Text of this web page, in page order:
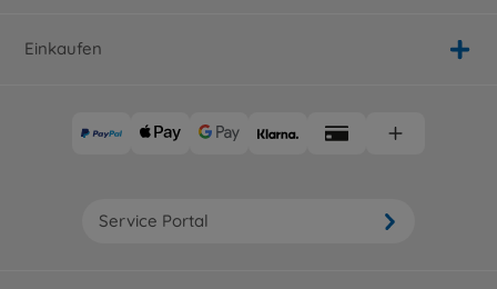
Einkaufen
Service Portal